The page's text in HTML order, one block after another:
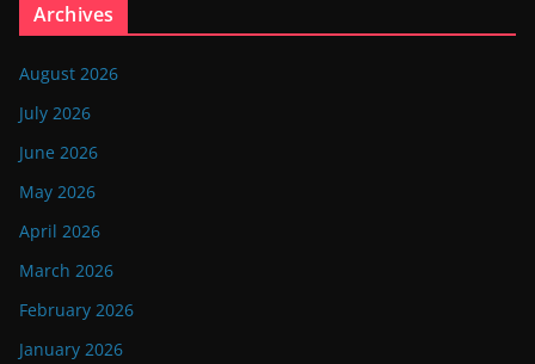
Archives
August 2026
July 2026
June 2026
May 2026
April 2026
March 2026
February 2026
January 2026